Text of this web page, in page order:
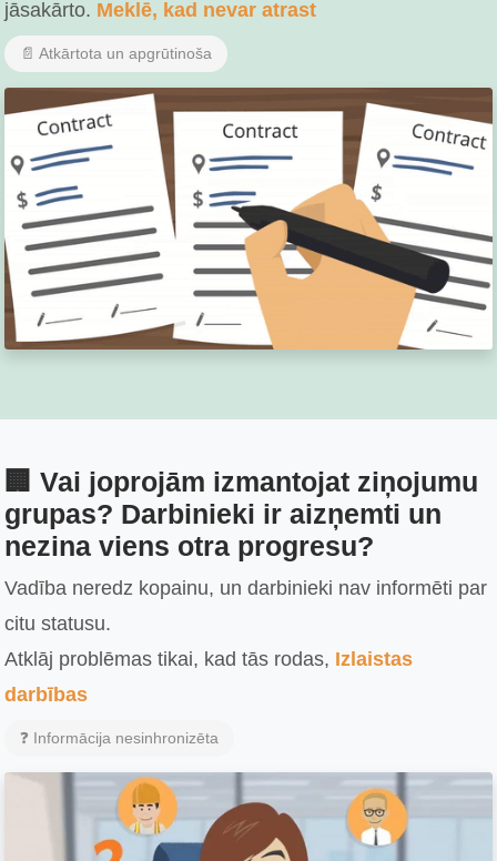
jāsakārto. Meklē, kad nevar atrast
📄 Atkārtota un apgrūtinoša
🏢 Vai joprojām izmantojat ziņojumu
grupas? Darbinieki ir aizņemti un
nezina viens otra progresu?
Vadība neredz kopainu, un darbinieki nav informēti par
citu statusu.
Atklāj problēmas tikai, kad tās rodas, Izlaistas
darbības
❓ Informācija nesinhronizēta